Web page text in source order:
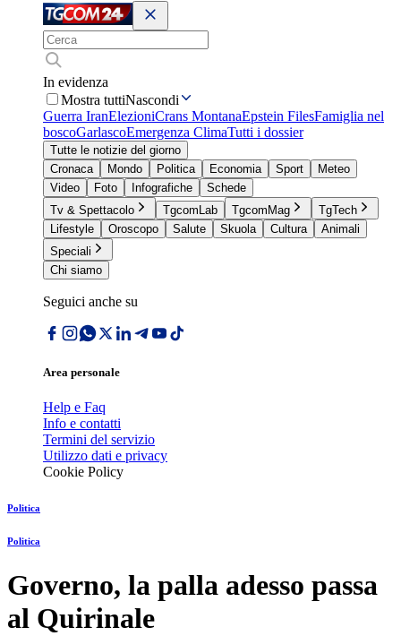
In evidenza
Mostra tuttiNascondi
Guerra IranElezioniCrans MontanaEpstein FilesFamiglia nel
boscoGarlascoEmergenza ClimaTutti i dossier
Tutte le notizie del giorno
Cronaca
Mondo Politica Economia Sport
Meteo
Video
Foto Infografiche
Schede
Tv & Spettacolo
TgcomLab TgcomMag
TgTech
Lifestyle
Oroscopo Salute Skuola Cultura
Animali
Speciali
Chi siamo
Seguici anche su
Area personale
Help e Faq
Info e contatti
Termini del servizio
Utilizzo dati e privacy
Cookie Policy
Politica
Politica
Governo, la palla adesso passa
al Quirinale